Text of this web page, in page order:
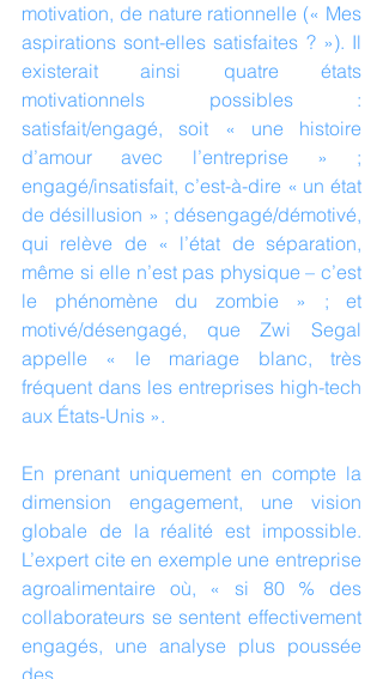
motivation, de nature rationnelle (« Mes
aspirations sont-elles satisfaites ? »). Il
existerait ainsi quatre états
motivationnels possibles :
satisfait/engagé, soit « une histoire
d’amour avec l’entreprise » ;
engagé/insatisfait, c’est-à-dire « un état
de désillusion » ; désengagé/démotivé,
qui relève de « l’état de séparation,
même si elle n’est pas physique – c’est
le phénomène du zombie » ; et
motivé/désengagé, que Zwi Segal
appelle « le mariage blanc, très
fréquent dans les entreprises high-tech
aux États-Unis ».
En prenant uniquement en compte la
dimension engagement, une vision
globale de la réalité est impossible.
L’expert cite en exemple une entreprise
agroalimentaire où, « si 80 % des
collaborateurs se sentent effectivement
engagés, une analyse plus poussée